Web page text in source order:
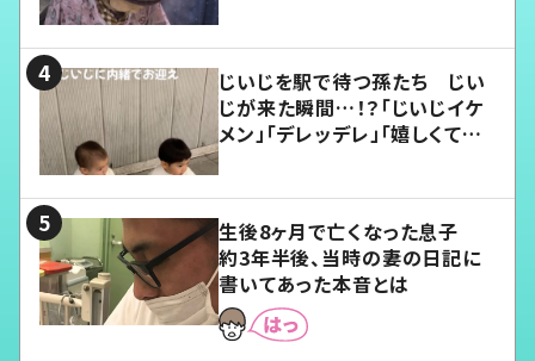
じいじを駅で待つ孫たち じい
じが来た瞬間…！？「じいじイケ
メン」「デレッデレ」「嬉しくて可
生後8ヶ月で亡くなった息子
約3年半後、当時の妻の日記に
書いてあった本音とは